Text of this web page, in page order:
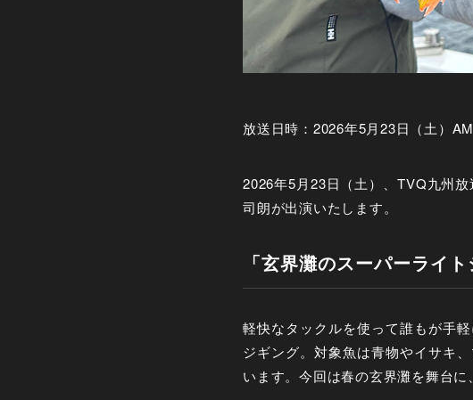
放送日時：2026年5月23日（土）
2026年5月23日（土）、TVQ九州
司朗が出演いたします。
「玄界灘のスーパーライト
軽快なタックルを使って誰もが手
ジギング。対象魚は青物やイサキ
います。今回は春の玄界灘を舞台